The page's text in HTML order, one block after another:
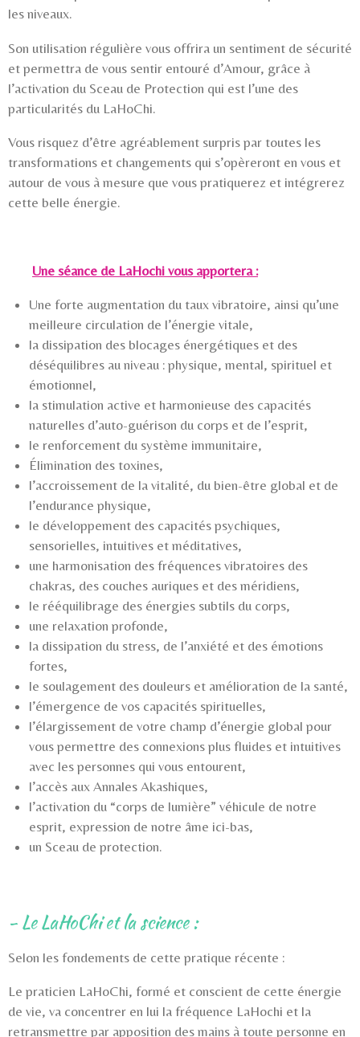
les niveaux.
Son utilisation régulière vous offrira un sentiment de sécurité
et permettra de vous sentir entouré d’Amour, grâce à
l’activation du Sceau de Protection qui est l’une des
particularités du LaHoChi.
Vous risquez d’être agréablement surpris par toutes les
transformations et changements qui s’opèreront en vous et
autour de vous à mesure que vous pratiquerez et intégrerez
cette belle énergie.
Une séance de LaHochi vous apportera :
Une forte augmentation du taux vibratoire, ainsi qu’une
meilleure circulation de l’énergie vitale,
la dissipation des blocages énergétiques et des
déséquilibres au niveau : physique, mental, spirituel et
émotionnel,
la stimulation active et harmonieuse des capacités
naturelles d’auto-guérison du corps et de l’esprit,
le renforcement du système immunitaire,
Élimination des toxines,
l’accroissement de la vitalité, du bien-être global et de
l’endurance physique,
le développement des capacités psychiques,
sensorielles, intuitives et méditatives,
une harmonisation des fréquences vibratoires des
chakras, des couches auriques et des méridiens,
le rééquilibrage des énergies subtils du corps,
une relaxation profonde,
la dissipation du stress, de l’anxiété et des émotions
fortes,
le soulagement des douleurs et amélioration de la santé,
l’émergence de vos capacités spirituelles,
l’élargissement de votre champ d’énergie global pour
vous permettre des connexions plus fluides et intuitives
avec les personnes qui vous entourent,
l’accès aux Annales Akashiques,
l’activation du “corps de lumière” véhicule de notre
esprit, expression de notre âme ici-bas,
un Sceau de protection.
- Le LaHoChi et la science :
Selon les fondements de cette pratique récente :
Le praticien LaHoChi, formé et conscient de cette énergie
de vie, va concentrer en lui la fréquence LaHochi et la
retransmettre par apposition des mains à toute personne en